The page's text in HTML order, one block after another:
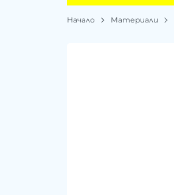
Начало Материали